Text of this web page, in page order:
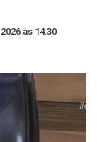
às 14:30